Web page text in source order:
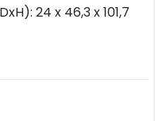
24 x 46,3 x 101,7